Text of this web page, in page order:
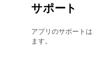
サポート
アプリのサポート
ます。